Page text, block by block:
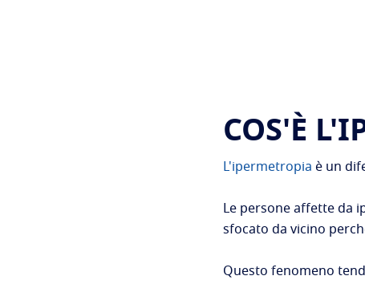
COS'È
L'ipermetropia è un
Le persone affette da
sfocato da vicino
Questo fenomeno